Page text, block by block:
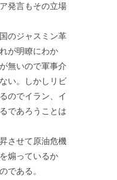
発言もその立場
のジャスミン革
が明瞭にわか
無いので軍事介
い。しかしリビ
のでイラン、イ
であろうことは
させて原油危機
煽っているか
である。